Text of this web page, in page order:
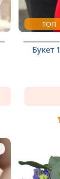
ТОП
Букет